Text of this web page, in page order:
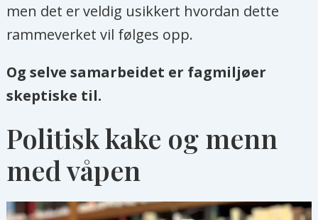
men det er veldig usikkert hvordan dette
rammeverket vil følges opp.
Og selve samarbeidet er fagmiljøer
skeptiske til.
Politisk kake og menn
med våpen